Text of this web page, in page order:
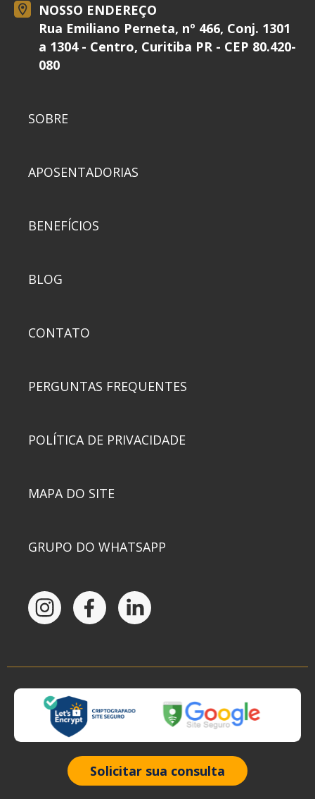
NOSSO ENDEREÇO
Rua Emiliano Perneta, nº 466, Conj. 1301
a 1304 - Centro, Curitiba PR - CEP 80.420-
080
SOBRE
APOSENTADORIAS
BENEFÍCIOS
BLOG
CONTATO
PERGUNTAS FREQUENTES
POLÍTICA DE PRIVACIDADE
MAPA DO SITE
GRUPO DO WHATSAPP
Solicitar sua consulta